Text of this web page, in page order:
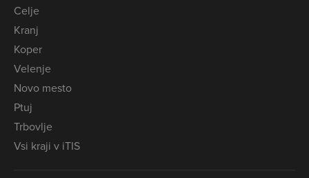
Celje
Kranj
Koper
Velenje
Novo mesto
Ptuj
Trbovlje
Vsi kraji v iTIS